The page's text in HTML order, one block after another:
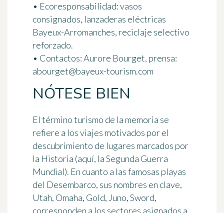
• Ecoresponsabilidad:vasos
consignados, lanzaderas eléctricas
Bayeux-Arromanches, reciclaje selectivo
reforzado.
• Contactos:Aurore Bourget, prensa:
abourget@bayeux-tourism.com
NÓTESE BIEN
El términoturismo de la memoria se
refiere a los viajes motivados por el
descubrimiento de lugares marcados por
la Historia (aquí, la Segunda Guerra
Mundial). En cuanto a las famosas playas
del Desembarco, sus nombres en clave,
Utah, Omaha, Gold, Juno, Sword,
corresponden a los sectores asignados a